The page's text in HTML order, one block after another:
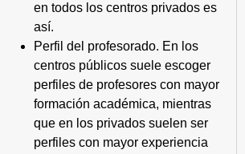
en todos los centros privados es
así.
Perfil del profesorado. En los
centros públicos suele escoger
perfiles de profesores con mayor
formación académica, mientras
que en los privados suelen ser
perfiles con mayor experiencia